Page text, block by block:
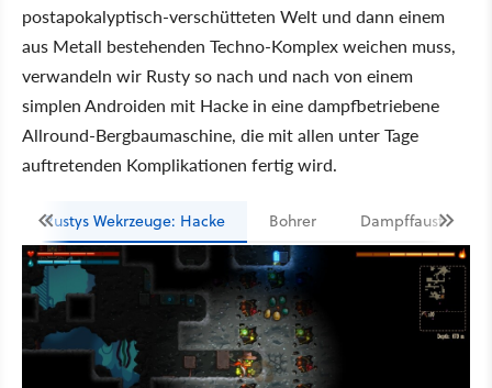
postapokalyptisch-verschütteten Welt und dann einem
aus Metall bestehenden Techno-Komplex weichen muss,
verwandeln wir Rusty so nach und nach von einem
simplen Androiden mit Hacke in eine dampfbetriebene
Allround-Bergbaumaschine, die mit allen unter Tage
auftretenden Komplikationen fertig wird.
Rustys Wekrzeuge: Hacke Bohrer Dampffaust